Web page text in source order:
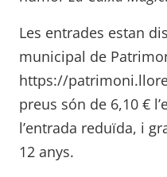
Les entrades estan
municipal de
https://
preus són de 6,10 €
l’entrada reduïda, i
12 anys.